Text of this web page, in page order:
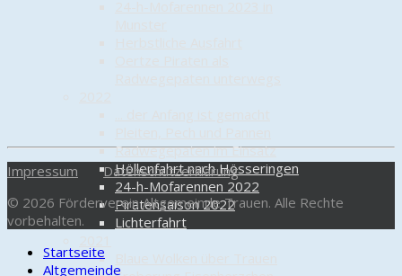
Radwegepaten im Einsatz
Höllenfahrt nach Hösseringen
24-h-Mofarennen 2022
Piratensaison 2022
Lichterfahrt
Impressum
Datenschutzerklärung
© 2026 Förderverein Altgemeinde Trauen. Alle Rechte
vorbehalten.
Startseite
Altgemeinde